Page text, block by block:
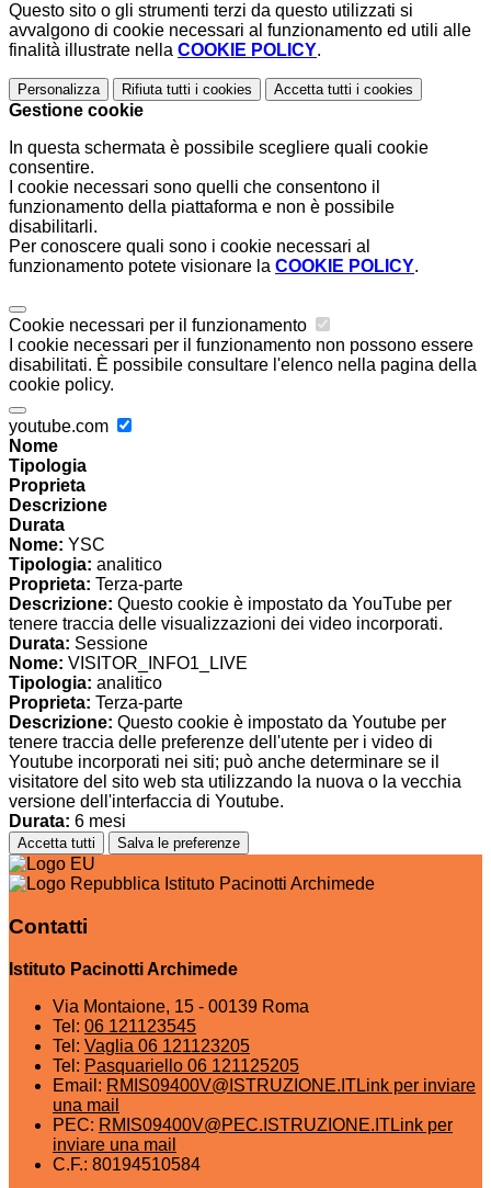
Questo sito o gli strumenti terzi da questo utilizzati si
avvalgono di cookie necessari al funzionamento ed utili alle
finalità illustrate nella COOKIE POLICY.
Personalizza Rifiuta tutti i cookies Accetta tutti i cookies
Gestione cookie
In questa schermata è possibile scegliere quali cookie
consentire.
I cookie necessari sono quelli che consentono il
funzionamento della piattaforma e non è possibile
disabilitarli.
Per conoscere quali sono i cookie necessari al
funzionamento potete visionare la COOKIE POLICY.
Cookie necessari per il funzionamento
I cookie necessari per il funzionamento non possono essere
disabilitati. È possibile consultare l'elenco nella pagina della
cookie policy.
youtube.com
Nome
Tipologia
Proprieta
Descrizione
Durata
Nome: YSC
Tipologia: analitico
Proprieta: Terza-parte
Descrizione: Questo cookie è impostato da YouTube per
tenere traccia delle visualizzazioni dei video incorporati.
Durata: Sessione
Nome: VISITOR_INFO1_LIVE
Tipologia: analitico
Proprieta: Terza-parte
Descrizione: Questo cookie è impostato da Youtube per
tenere traccia delle preferenze dell'utente per i video di
Youtube incorporati nei siti; può anche determinare se il
visitatore del sito web sta utilizzando la nuova o la vecchia
versione dell'interfaccia di Youtube.
Durata: 6 mesi
Accetta tutti Salva le preferenze
Istituto Pacinotti Archimede
Contatti
Istituto Pacinotti Archimede
Via Montaione, 15 - 00139 Roma
Tel: 06 121123545
Tel: Vaglia 06 121123205
Tel: Pasquariello 06 121125205
Email: RMIS09400V@ISTRUZIONE.ITLink per inviare
una mail
PEC: RMIS09400V@PEC.ISTRUZIONE.ITLink per
inviare una mail
C.F.: 80194510584